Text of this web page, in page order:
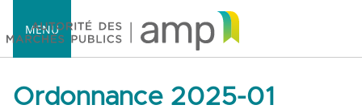
MENU
Ordonnance 2025-01